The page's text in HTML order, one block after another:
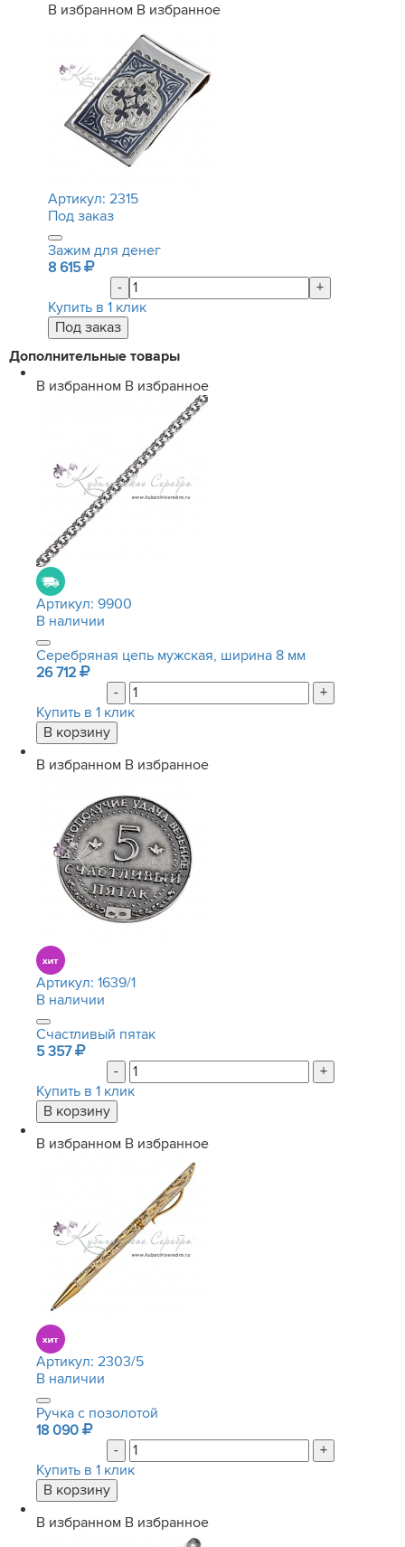
В избранном В избранное
Артикул: 2315
Под заказ
Зажим для денег
8 615
-
+
Купить в 1 клик
Дополнительные товары
В избранном В избранное
Артикул: 9900
В наличии
Серебряная цепь мужская, ширина 8 мм
26 712
-
+
Купить в 1 клик
В избранном В избранное
Артикул: 1639/1
В наличии
Счастливый пятак
5 357
-
+
Купить в 1 клик
В избранном В избранное
Артикул: 2303/5
В наличии
Ручка с позолотой
18 090
-
+
Купить в 1 клик
В избранном В избранное